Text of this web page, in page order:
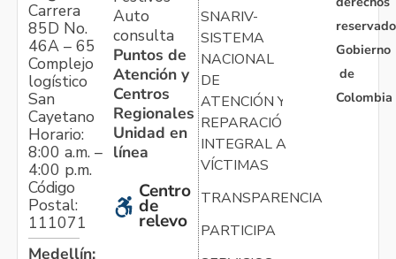
Carrera
85D No.
46A – 65
Complejo
logístico
San
Cayetano
Horario:
8:00 a.m. –
4:00 p.m.
Código
Postal:
111071
Medellín:
Auto
consulta
Puntos de
Atención y
Centros
Regionales
Unidad en
línea
Centro
de
relevo
SNARIV-
SISTEMA
NACIONAL
DE
ATENCIÓN Y
REPARACIÓN
INTEGRAL A
VÍCTIMAS
TRANSPARENCIA
PARTICIPA
Gobierno
de
Colombia